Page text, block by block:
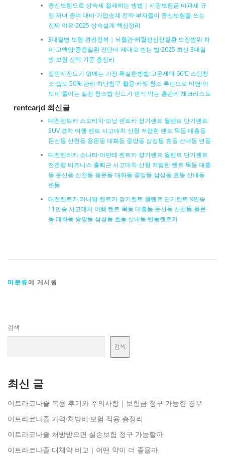
종신보험으로 상속세 절세하는 방법｜사망보험금 비과세 규
정·자녀 증여 대비·가업승계 전략·부자들이 종신보험을 쓰는
진짜 이유·2025 상속설계 핵심정리
3대질병 보험 완전정복｜뇌혈관·허혈성심장질환 보장범위 차
이·고액암·중증질환 진단비 제대로 받는 법·2025 최신 3대질
병 보험 선택 기준 총정리
집먼지진드기 없애는 가장 확실한방법:고온세탁 60℃·스팀청
소·습도 50% 관리·차단침구 활용·카펫 청소 루틴으로 비염·아
토피 줄이는 실전 청소법·진드기 번식 막는 홈관리 체크리스트
rentcarjd 최신글
대전렌트카 스포티지·모닝 렌트카 장기렌트 월렌트 단기렌트
SUV 경차 여행 렌트 사고대차 신형 저렴한 렌트 목동 대흥동
둔산동 산천동 용문동 대화동 중앙동 삼성동 효동 산내동 변동
대전렌터카 소나타·아반테 렌트카 장기렌트 월렌트 단기렌트
전연령 비즈니스 출퇴근 사고대차 신형 저렴한 렌트 목동 대흥
동 둔산동 산천동 용문동 대화동 중앙동 삼성동 효동 산내동
변동
대전렌트카 카니발 렌트카 장기렌트 월렌트 단기렌트 9인승
11인승 사고대차 여행 렌트 목동 대흥동 둔산동 산천동 용문
동 대화동 중앙동 삼성동 효동 산내동 변동렌트카
미분류에 게시됨
검색
검색
최신 글
이트라코나졸 복용 후기와 주의사항｜보험금 청구 가능한 경우
이트라코나졸 가격·처방비·보험 적용 총정리
이트라코나졸 처방받으면 실손보험 청구 가능할까
이트라코나졸 대체약 비교｜어떤 약이 더 좋을까